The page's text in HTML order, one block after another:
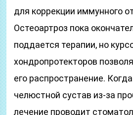
для коррекции иммунного
Остеоартроз пока
поддается терапии, но
хондропротекторов
его распространение.
челюстной сустав из-за
лечение проводит